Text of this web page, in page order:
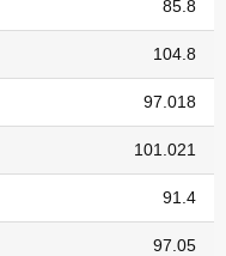
85.8
104.8
97.018
101.021
91.4
97.05